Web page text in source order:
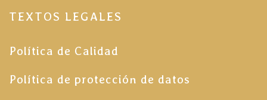
TEXTOS LEGALES
Política de Calidad
Política de protección de datos